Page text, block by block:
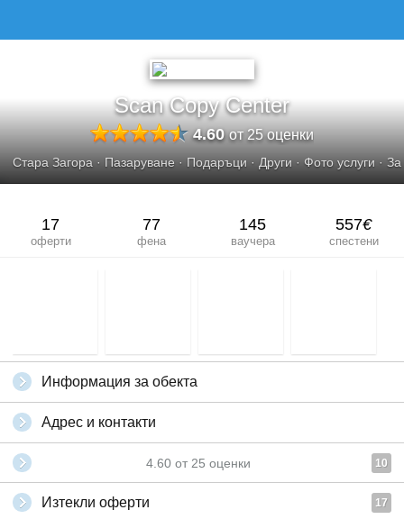
Scan Copy Center
4.60от 25 оценки
Стара Загора · Пазаруване · Подаръци · Други · Фото услуги · За
17
оферти
77
фена
145
ваучера
557€
спестени
Информация за обекта
Адрес и контакти
4.60 от 25 оценки 10
Изтекли оферти 17